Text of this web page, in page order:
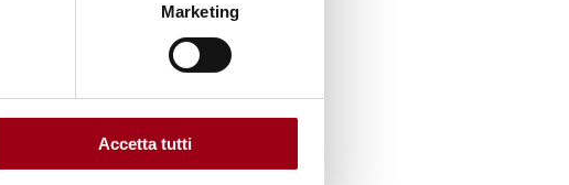
Marketing
Accetta tutti
industriali